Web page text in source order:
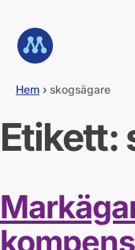
i
n
Hem › skogsägare
Etikett: